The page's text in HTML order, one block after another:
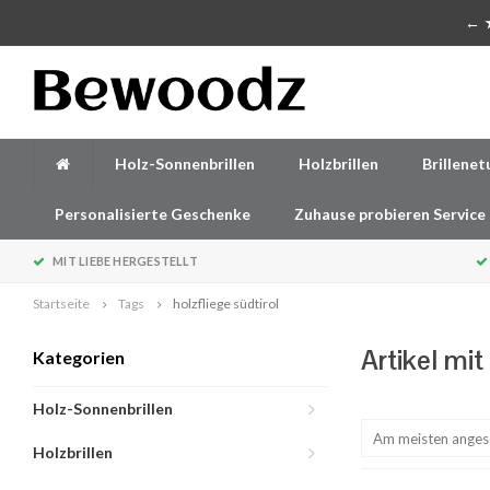
Holz-Sonnenbrillen Holzbrillen
Personalisierte Geschenke Zuhause probieren Service
MIT LIEBE HERGESTELLT
Startseite Tags holzfliege südtirol
Kategorien
Holz-Sonnenbrillen
Holzbrillen
Artikel mit
Am meisten
←